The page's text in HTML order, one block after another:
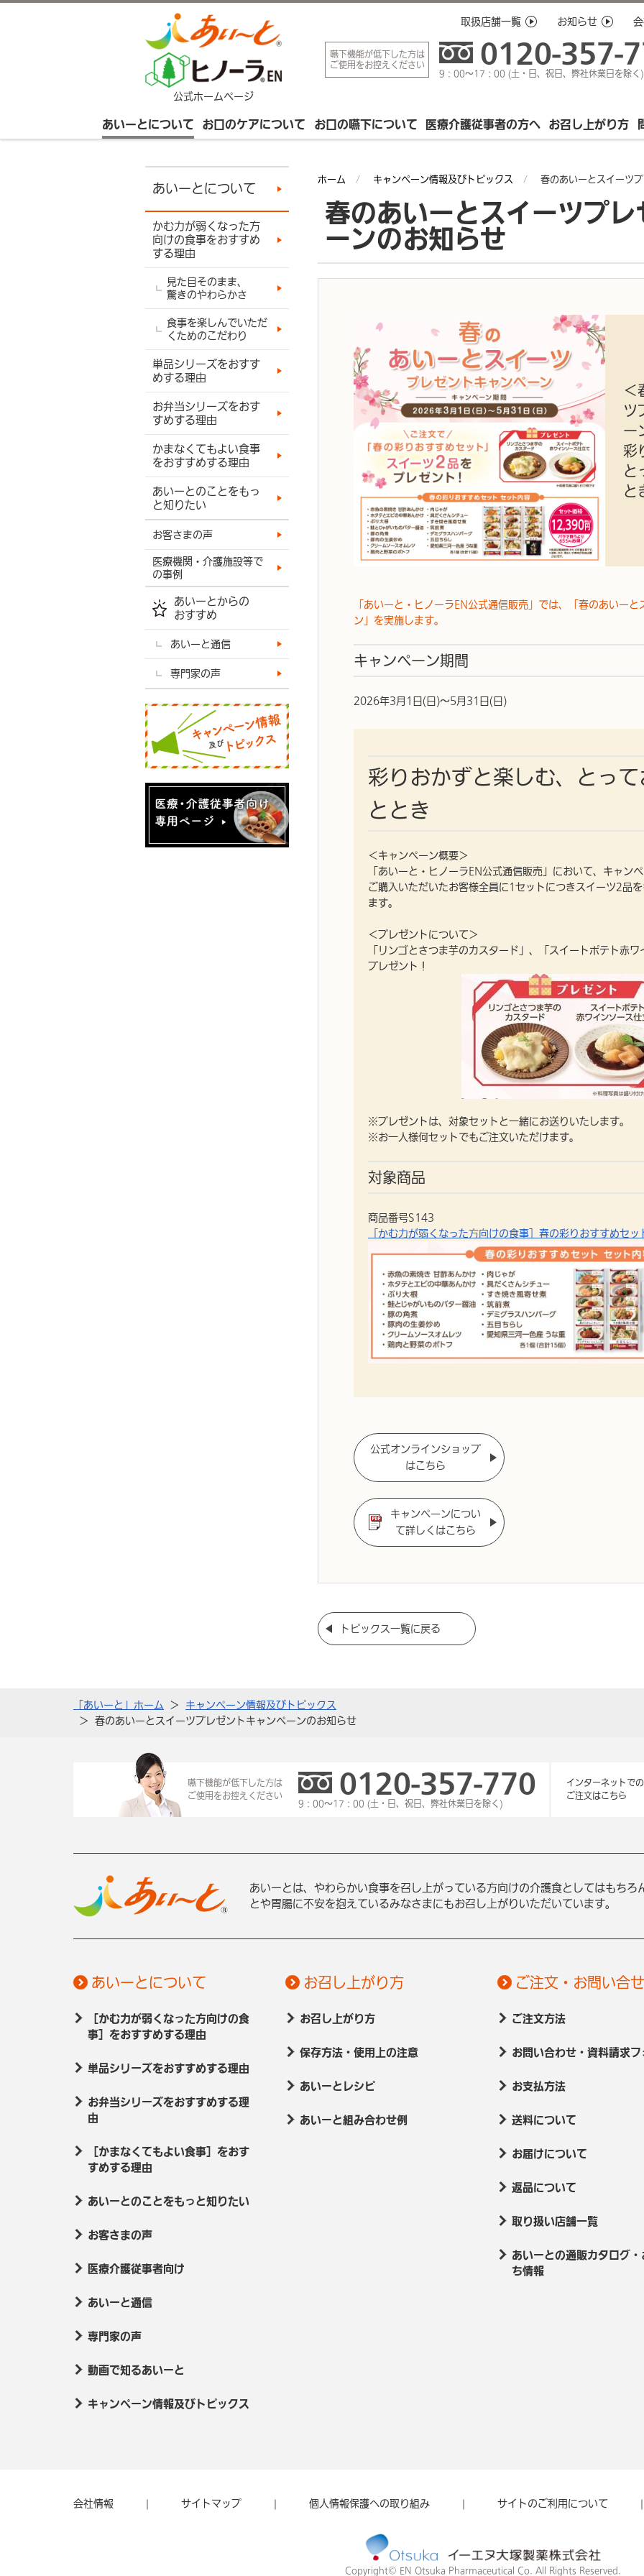
公式ホームページ
取扱店舗一覧 お知らせ
嚥下機能が低下した方は
ご使用をお控えください
0120-357-
9：00～17：00 (土・日、祝日、弊社休業日を除く)
あいーとについて お口のケアについて お口の嚥下について 医療介護従事者の方へ お召し上がり方
ホーム キャンペーン情報及びトピックス 春のあいーとスイーツ
春のあいーとスイーツプ
ーンのお知らせ
＜
ツ
ー
彩
と
と
「あいーと・ヒノーラEN公式通信販売」では、「春のあいー
ン」を実施します。
キャンペーン期間
2026年3月1日(日)～5月31日(日)
彩りおかずと楽しむ、とっ
ととき
＜キャンペーン概要＞
「あいーと・ヒノーラEN公式通信販売」において、キャン
ご購入いただいたお客様全員に1セットにつきスイーツ2品
ます。
＜プレゼントについて＞
「リンゴとさつま芋のカスタード」、「スイートポテト赤
プレゼント！
※プレゼントは、対象セットと一緒にお送りいたします。
※お一人様何セットでもご注文いただけます。
対象商品
商品番号S143
［かむ力が弱くなった方向けの食事］春の彩りおすすめセッ
公式オンラインショップ
はこちら
キャンペーンについ
て詳しくはこちら
トピックス一覧に戻る
あいーとについて
かむ力が弱くなった方
向けの食事をおすすめ
する理由
見た目そのまま、
驚きのやわらかさ
食事を楽しんでいただ
くためのこだわり
単品シリーズをおすす
めする理由
お弁当シリーズをおす
すめする理由
かまなくてもよい食事
をおすすめする理由
あいーとのことをもっ
と知りたい
お客さまの声
医療機関・介護施設等で
の事例
あいーとからの
おすすめ
あいーと通信
専門家の声
「あいーと」ホーム
キャンペーン情報及びトピックス
春のあいーとスイーツプレゼントキャンペーンのお知らせ
嚥下機能が低下した方は
ご使用をお控えください
0120-357-770
9：00～17：00 (土・日、祝日、弊社休業日を除く)
インターネットでの
ご注文はこちら
あいーとは、やわらかい食事を召し上がっている方向けの介護食としてはもち
とや胃腸に不安を抱えているみなさまにもお召し上がりいただいています。
あいーとについて
［かむ力が弱くなった方向けの食
事］をおすすめする理由
単品シリーズをおすすめする理由
お弁当シリーズをおすすめする理
由
［かまなくてもよい食事］をおす
すめする理由
あいーとのことをもっと知りたい
お客さまの声
医療介護従事者向け
あいーと通信
専門家の声
動画で知るあいーと
キャンペーン情報及びトピックス
お召し上がり方
お召し上がり方
保存方法・使用上の注意
あいーとレシピ
あいーと組み合わせ例
ご注文・お問い合せ
ご注文方法
お問い合わせ・資料請求フ
お支払方法
送料について
お届けについて
返品について
取り扱い店舗一覧
あいーとの通販カタログ・
ち情報
会社情報 サイトマップ 個人情報保護への取り組み サイトのご利用について
Copyright© EN Otsuka Pharmaceutical Co. All Rights Reserved.